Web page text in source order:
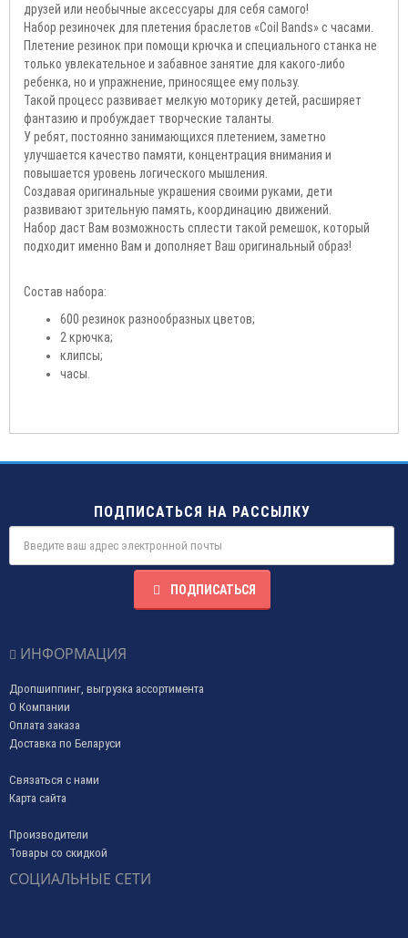
друзей или необычные аксессуары для себя самого!
Набор резиночек для плетения браслетов «Coil Bands» с часами.
Плетение резинок при помощи крючка и специального станка не
только увлекательное и забавное занятие для какого-либо
ребенка, но и упражнение, приносящее ему пользу.
Такой процесс развивает мелкую моторику детей, расширяет
фантазию и пробуждает творческие таланты.
У ребят, постоянно занимающихся плетением, заметно
улучшается качество памяти, концентрация внимания и
повышается уровень логического мышления.
Создавая оригинальные украшения своими руками, дети
развивают зрительную память, координацию движений.
Набор даст Вам возможность сплести такой ремешок, который
подходит именно Вам и дополняет Ваш оригинальный образ!
Состав набора:
600 резинок разнообразных цветов;
2 крючка;
клипсы;
часы.
ПОДПИСАТЬСЯ НА РАССЫЛКУ
ПОДПИСАТЬСЯ
ИНФОРМАЦИЯ
Дропшиппинг, выгрузка ассортимента
О Компании
Оплата заказа
Доставка по Беларуси
Связаться с нами
Карта сайта
Производители
Товары со скидкой
СОЦИАЛЬНЫЕ СЕТИ